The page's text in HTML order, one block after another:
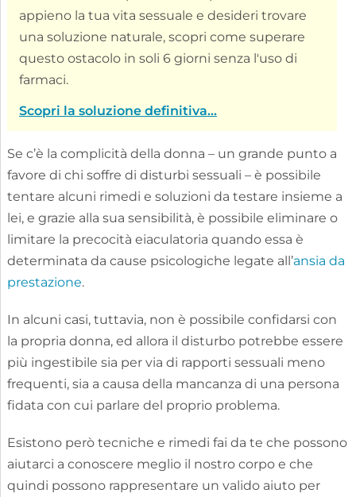
appieno la tua vita sessuale e desideri trovare
una soluzione naturale, scopri come superare
questo ostacolo in soli 6 giorni senza l'uso di
farmaci.
Scopri la soluzione definitiva...
Se c’è la complicità della donna – un grande punto a
favore di chi soffre di disturbi sessuali – è possibile
tentare alcuni rimedi e soluzioni da testare insieme a
lei, e grazie alla sua sensibilità, è possibile eliminare o
limitare la precocità eiaculatoria quando essa è
determinata da cause psicologiche legate all’ansia da
prestazione.
In alcuni casi, tuttavia, non è possibile confidarsi con
la propria donna, ed allora il disturbo potrebbe essere
più ingestibile sia per via di rapporti sessuali meno
frequenti, sia a causa della mancanza di una persona
fidata con cui parlare del proprio problema.
Esistono però tecniche e rimedi fai da te che possono
aiutarci a conoscere meglio il nostro corpo e che
quindi possono rappresentare un valido aiuto per